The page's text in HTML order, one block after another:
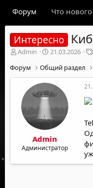
Форум Что нового
Интересно
А
т
о
м
Admin
Д
т
а
н
а
а
л
а
21.03.2026
Форум Общий раздел
Admin
Администратор